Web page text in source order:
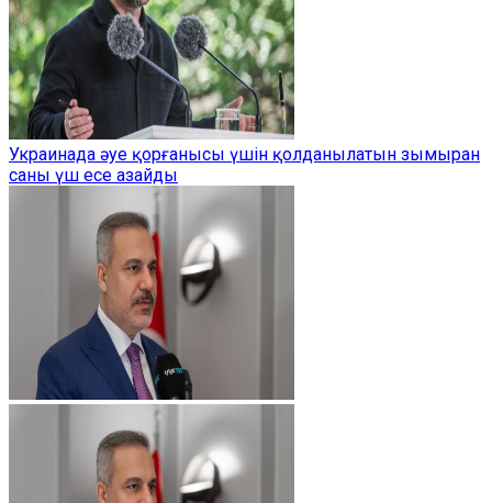
Украинада әуе қорғанысы үшін қолданылатын зымыран
саны үш есе азайды